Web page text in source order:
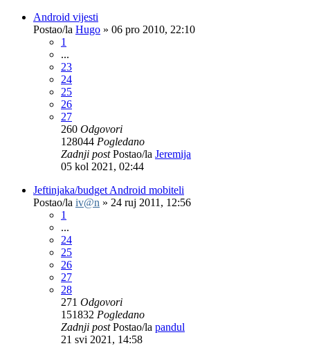
Android vijesti
Postao/la Hugo » 06 pro 2010, 22:10
1
...
23
24
25
26
27
260 Odgovori
128044 Pogledano
Zadnji postPostao/la Jeremija
05 kol 2021, 02:44
Jeftinjaka/budget Android mobiteli
Postao/la iv@n » 24 ruj 2011, 12:56
1
...
24
25
26
27
28
271 Odgovori
151832 Pogledano
Zadnji postPostao/la pandul
21 svi 2021, 14:58